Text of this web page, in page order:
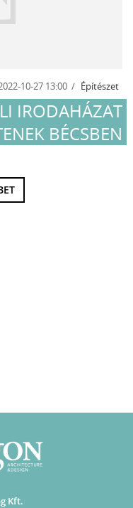
10-27 13:00 Építészet
IRODAHÁZAT
BÉCSBEN
Kft.